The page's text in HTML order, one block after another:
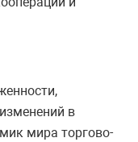
в
мира торгово-